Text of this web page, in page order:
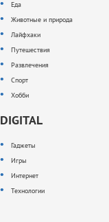
Еда
Животные и природа
Лайфхаки
Путешествия
Развлечения
Спорт
Хобби
DIGITAL
Гаджеты
Игры
Интернет
Технологии